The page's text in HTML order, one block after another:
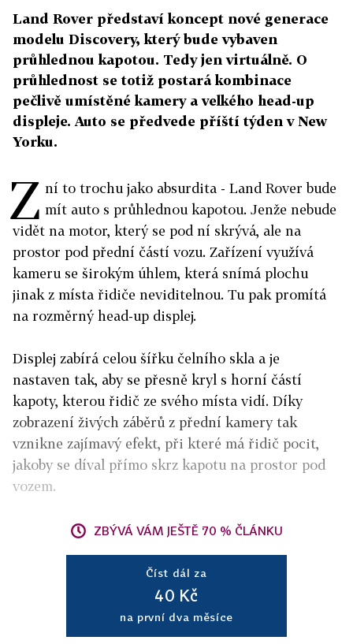
Land Rover představí koncept nové generace
modelu Discovery, který bude vybaven
průhlednou kapotou. Tedy jen virtuálně. O
průhlednost se totiž postará kombinace
pečlivě umístěné kamery a velkého head-up
displeje. Auto se předvede příští týden v New
Yorku.
Z ní to trochu jako absurdita - Land Rover bude
mít auto s průhlednou kapotou. Jenže nebude
vidět na motor, který se pod ní skrývá, ale na
prostor pod přední částí vozu. Zařízení využívá
kameru se širokým úhlem, která snímá plochu
jinak z místa řidiče neviditelnou. Tu pak promítá
na rozměrný head-up displej.
Displej zabírá celou šířku čelního skla a je
nastaven tak, aby se přesně kryl s horní částí
kapoty, kterou řidič ze svého místa vidí. Díky
zobrazení živých záběrů z přední kamery tak
vznikne zajímavý efekt, při které má řidič pocit,
jakoby se díval přímo skrz kapotu na prostor pod
vozem.
ZBÝVÁ VÁM JEŠTĚ 70 % ČLÁNKU
Číst dál za
40 Kč
na první dva měsíce